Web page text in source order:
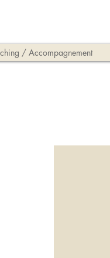
/ Accompagnement